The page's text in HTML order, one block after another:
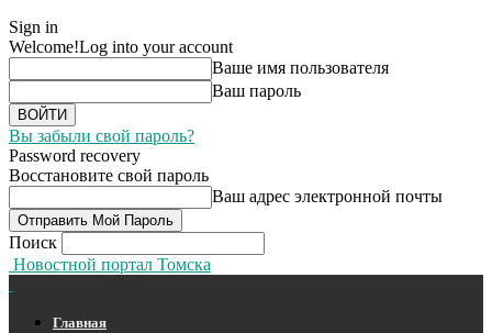
Sign in
Welcome!Log into your account
Ваше имя пользователя
Ваш пароль
Вы забыли свой пароль?
Password recovery
Восстановите свой пароль
Ваш адрес электронной почты
Поиск
Новостной портал Томска
Главная